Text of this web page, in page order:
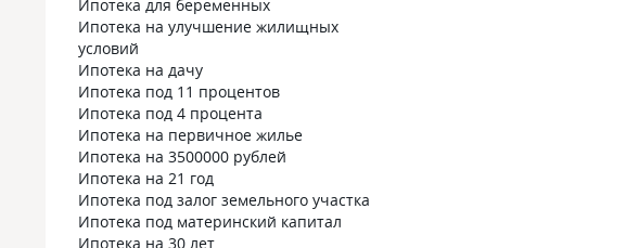
Ипотека для беременных
Ипотека на улучшение жилищных
условий
Ипотека на дачу
Ипотека под 11 процентов
Ипотека под 4 процента
Ипотека на первичное жилье
Ипотека на 3500000 рублей
Ипотека на 21 год
Ипотека под залог земельного участка
Ипотека под материнский капитал
Ипотека на 30 лет